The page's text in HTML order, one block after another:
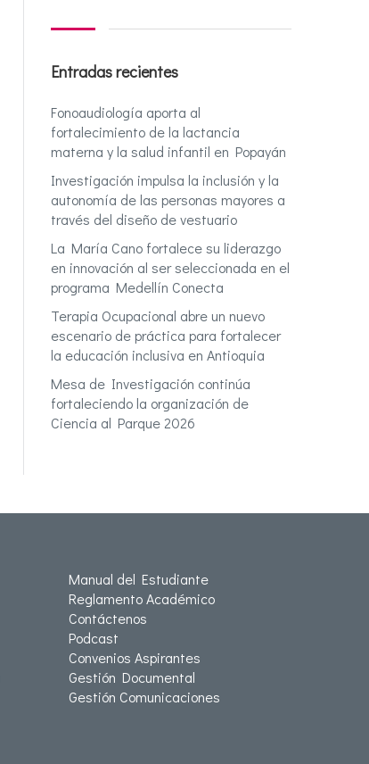
Entradas recientes
Fonoaudiología aporta al
fortalecimiento de la lactancia
materna y la salud infantil en Popayán
Investigación impulsa la inclusión y la
autonomía de las personas mayores a
través del diseño de vestuario
La María Cano fortalece su liderazgo
en innovación al ser seleccionada en el
programa Medellín Conecta
Terapia Ocupacional abre un nuevo
escenario de práctica para fortalecer
la educación inclusiva en Antioquia
Mesa de Investigación continúa
fortaleciendo la organización de
Ciencia al Parque 2026
Manual del Estudiante
Reglamento Académico
Contáctenos
Podcast
Convenios Aspirantes
Gestión Documental
Gestión Comunicaciones